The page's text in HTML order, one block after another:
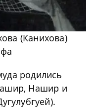
(Канихова)
родились
Нашир и